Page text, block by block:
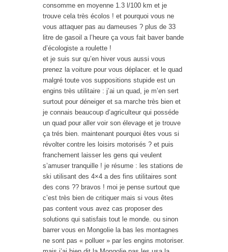
consomme en moyenne 1.3 l/100 km et je
trouve cela très écolos ! et pourquoi vous ne
vous attaquer pas au dameuses ? plus de 33
litre de gasoil a l’heure ça vous fait baver bande
d’écologiste a roulette !
et je suis sur qu’en hiver vous aussi vous
prenez la voiture pour vous déplacer. et le quad
malgré toute vos suppositions stupide est un
engins très utilitaire : j’ai un quad, je m’en sert
surtout pour déneiger et sa marche très bien et
je connais beaucoup d’agriculteur qui posséde
un quad pour aller voir son élevage et je trouve
ça trés bien. maintenant pourquoi êtes vous si
révolter contre les loisirs motorisés ? et puis
franchement laisser les gens qui veulent
s’amuser tranquille ! je résume : les stations de
ski utilisant des 4×4 a des fins utilitaires sont
des cons ?? bravos ! moi je pense surtout que
c’est très bien de critiquer mais si vous êtes
pas content vous avez cas proposer des
solutions qui satisfais tout le monde. ou sinon
barrer vous en Mongolie la bas les montagnes
ne sont pas « polluer » par les engins motoriser.